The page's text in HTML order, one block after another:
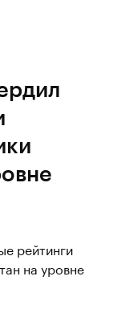
рейтинги
на уровне